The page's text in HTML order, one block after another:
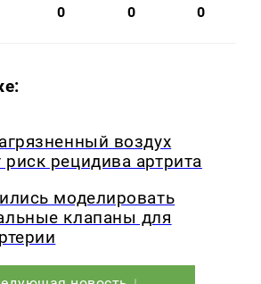
0 0 0
воздух
рецидива артрита
моделировать
клапаны для